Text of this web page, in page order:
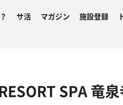
サ活 マガジン 施設登録
SPA 竜